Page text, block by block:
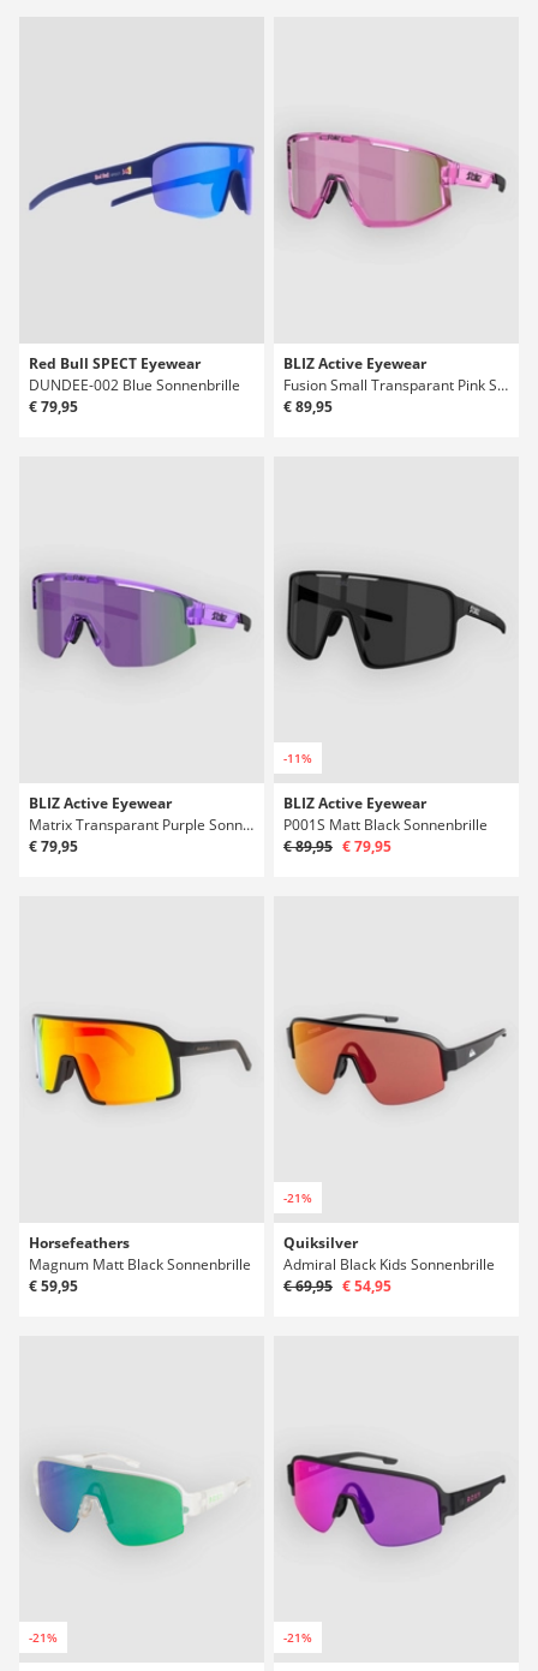
Red Bull SPECT Eyewear
DUNDEE-002 Blue Sonnenbrille
€ 79,95
BLIZ Active Eyewear
Fusion Small Transparant Pink Sonnenbrille
€ 89,95
BLIZ Active Eyewear
Matrix Transparant Purple Sonnenbrille
€ 79,95
-11%
BLIZ Active Eyewear
P001S Matt Black Sonnenbrille
€ 89,95 € 79,95
Horsefeathers
Magnum Matt Black Sonnenbrille
€ 59,95
-21%
Quiksilver
Admiral Black Kids Sonnenbrille
€ 69,95 € 54,95
-21% -21%